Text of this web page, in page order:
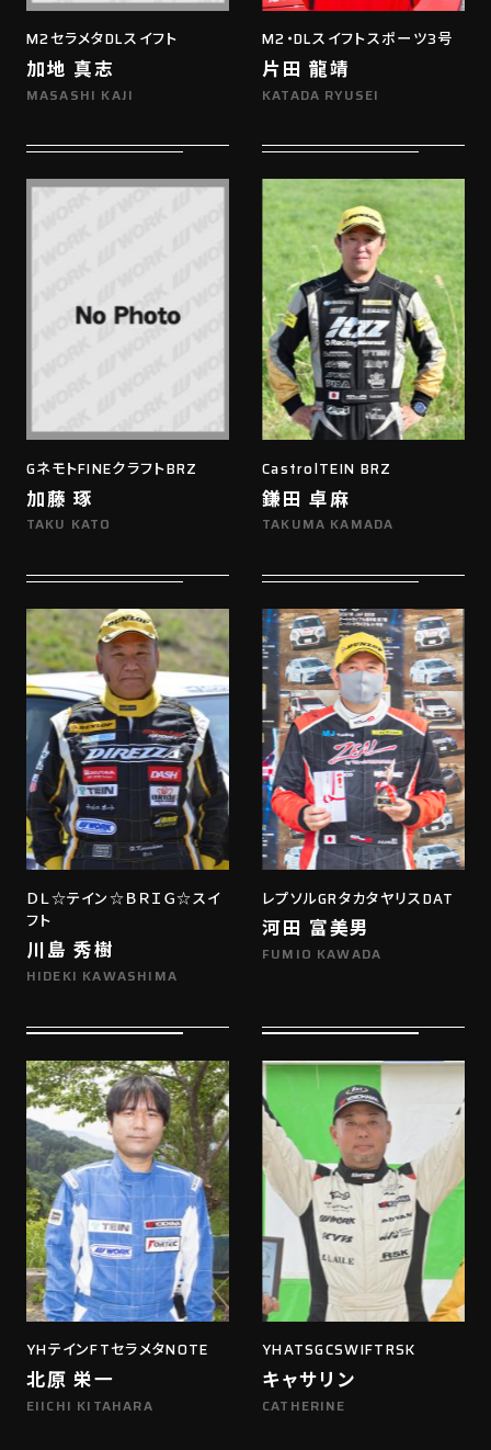
M2セラメタDLスイフト
加地 真志
MASASHI KAJI
M2・DLスイフトスポーツ3号
片田 龍靖
KATADA RYUSEI
GネモトFINEクラフトBRZ
加藤 琢
TAKU KATO
CastrolTEIN BRZ
鎌田 卓麻
TAKUMA KAMADA
ＤＬ☆テイン☆ＢＲＩＧ☆スイ
フト
川島 秀樹
HIDEKI KAWASHIMA
レプソルGRタカタヤリスDAT
河田 富美男
FUMIO KAWADA
YHテインFTセラメタNOTE
北原 栄一
EIICHI KITAHARA
YHATSGCSWIFTRSK
キャサリン
CATHERINE